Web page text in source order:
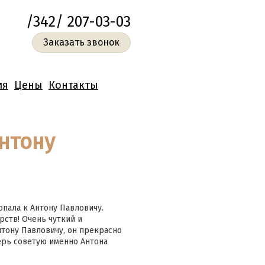
/342/ 207-03-03
Заказать звонок
Цены Контакты
к Антону Павловичу.
Очень чуткий и
Павловичу, он прекрасно
советую именно Антона